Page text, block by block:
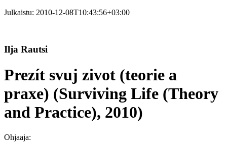
Julkaistu: 2010-12-08T10:43:56+03:00
Ilja Rautsi
Prezít svuj zivot (teorie a
praxe) (Surviving Life (Theory
and Practice), 2010)
Ohjaaja: